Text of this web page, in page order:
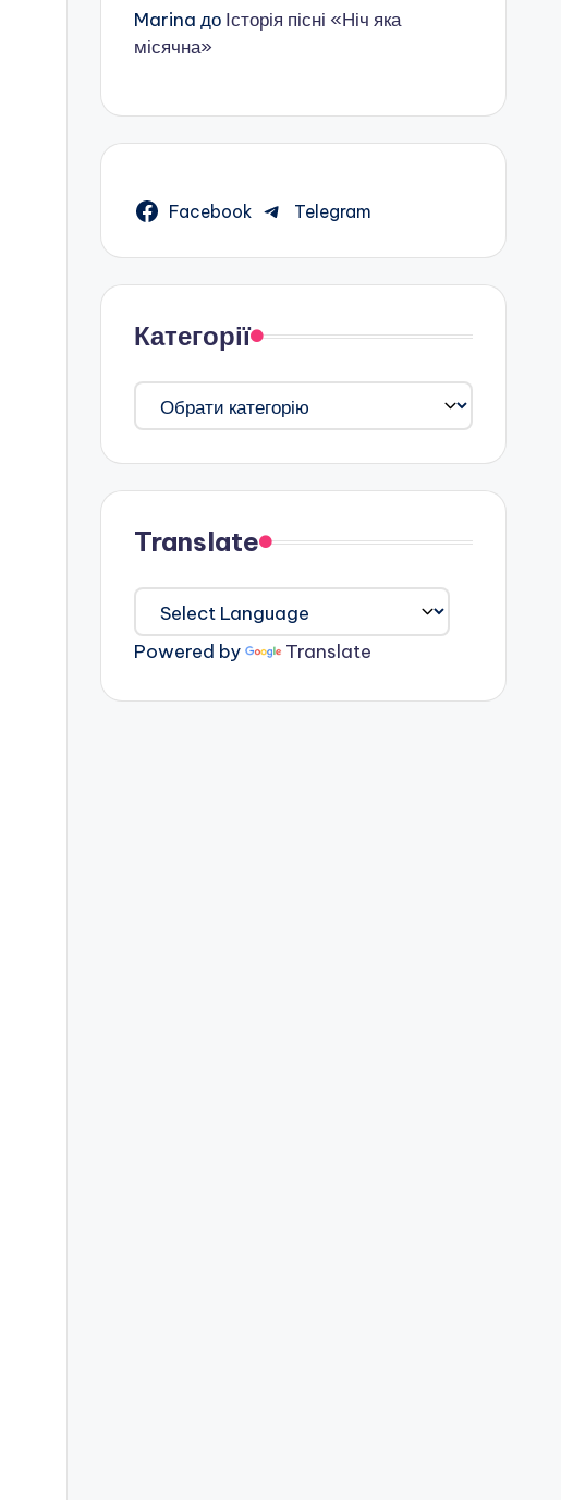
Marina до Історія пісні «Ніч яка
місячна»
Facebook Telegram
Категорії
Категорії
Translate
Powered by Translate